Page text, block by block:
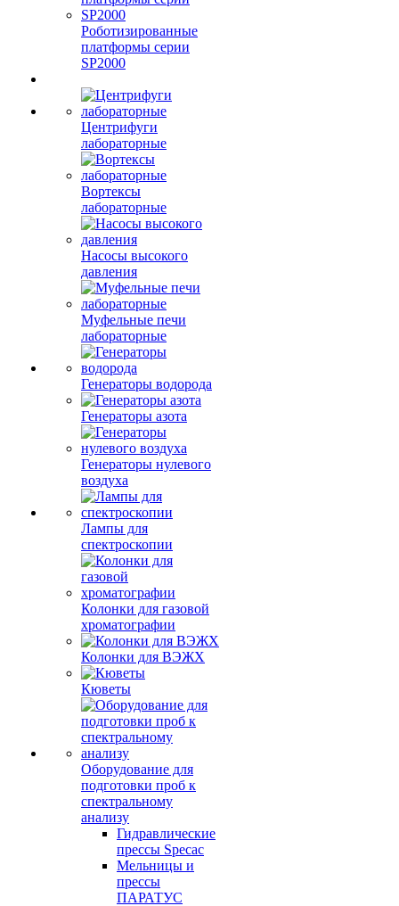
Роботизированные
платформы серии
SP2000
Центрифуги
лабораторные
Вортексы
лабораторные
Насосы высокого
давления
Муфельные печи
лабораторные
Генераторы водорода
Генераторы азота
Генераторы нулевого
воздуха
Лампы для
спектроскопии
Колонки для газовой
хроматографии
Колонки для ВЭЖХ
Кюветы
Оборудование для
подготовки проб к
спектральному
анализу
Гидравлические
прессы Specac
Мельницы и
прессы
ПАРАТУС